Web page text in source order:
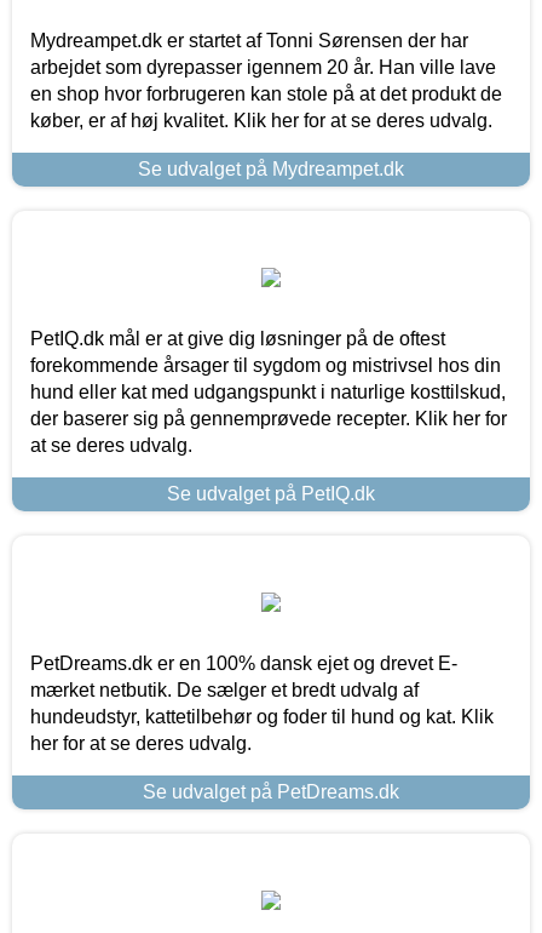
Mydreampet.dk er startet af Tonni Sørensen der har
arbejdet som dyrepasser igennem 20 år. Han ville lave
en shop hvor forbrugeren kan stole på at det produkt de
køber, er af høj kvalitet. Klik her for at se deres udvalg.
Se udvalget på Mydreampet.dk
PetIQ.dk mål er at give dig løsninger på de oftest
forekommende årsager til sygdom og mistrivsel hos din
hund eller kat med udgangspunkt i naturlige kosttilskud,
der baserer sig på gennemprøvede recepter. Klik her for
at se deres udvalg.
Se udvalget på PetIQ.dk
PetDreams.dk er en 100% dansk ejet og drevet E-
mærket netbutik. De sælger et bredt udvalg af
hundeudstyr, kattetilbehør og foder til hund og kat. Klik
her for at se deres udvalg.
Se udvalget på PetDreams.dk